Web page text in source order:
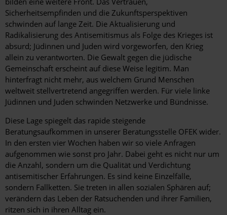
Sicherheitsempfinden und die Zukunftsperspektiven
schwinden auf lange Zeit. Die Aktualisierung und
Radikalisierung des Antisemitismus als Folge des Krieges ist
absurd; Jüdinnen und Juden wird vorgeworfen, den Krieg
allein zu verantworten. Die Gewalt gegen die jüdische
Gemeinschaft erscheint auf diese Weise legitim. Man
hinterfragt nicht mehr, aus welchem Grund Menschen
weltweit stellvertretend angegriffen werden. Für viele linke
Jüdinnen und Juden schwinden Netzwerke und Bündnisse.
Diese Lage spiegelt das rapide steigende
Beratungsaufkommen in unserer Beratungsstelle OFEK wider.
In den ersten vier Wochen haben wir so viele Anfragen
aufgenommen wie sonst pro Jahr. Dabei geht es nicht nur um
die Anzahl, sondern um die Qualität und Verdichtung
antisemitischer Erfahrungen. Es sind keine Einzelfälle,
sondern Fallketten. Sie treten in allen sozialen Sphären auf;
verändern das Leben der Ratsuchenden und ihrer Familien,
ritzen sich in ihren Alltag ein.